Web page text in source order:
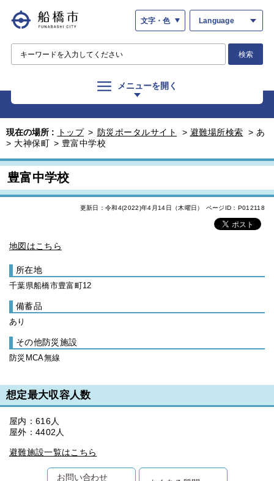
文字・色 Language
検索
メニューを開く
現在の場所 : トップ > 防災ポータルサイト > 避難場所検索 > あ
> 大神保町 > 豊富中学校
豊富中学校
更新日：令和4(2022)年4月14日（木曜日） ページID：P012118
地図はこちら
所在地
千葉県船橋市豊富町12
備蓄品
あり
その他防災施設
防災MCA無線
想定最大収容人数
屋内：616人
屋外：4402人
避難施設一覧はこちら
お問い合わせ